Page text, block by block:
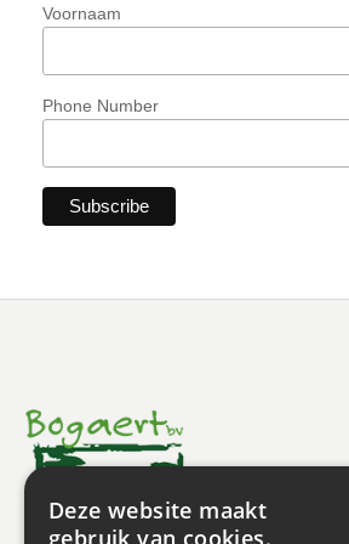
Voornaam
Phone Number
Deze website maakt
gebruik van cookies.